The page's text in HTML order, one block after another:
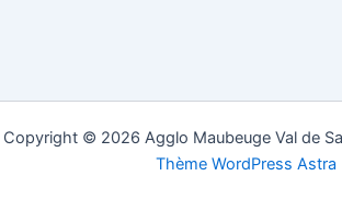
Copyright © 2026 Agglo Maubeuge Val de
Thème WordPress Astra